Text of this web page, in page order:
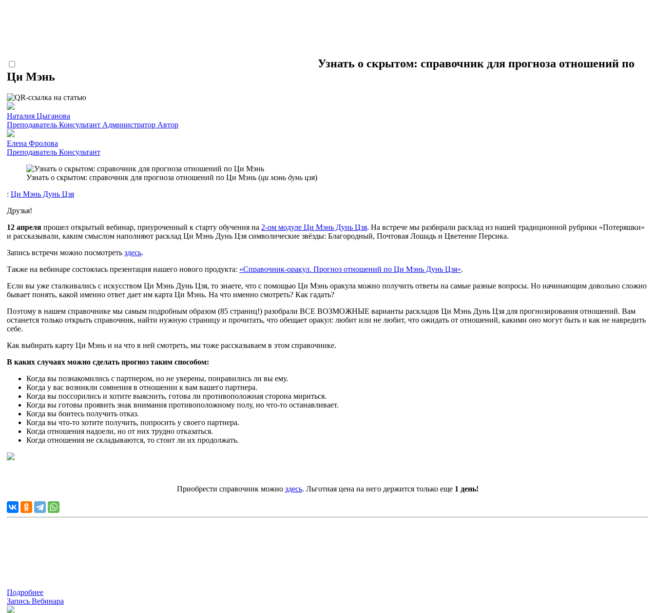
Узнать о скрытом: справочник для прогноза отношений по
Ци Мэнь
Наталия Цыганова
Преподаватель Консультант Администратор Автор
Елена Фролова
Преподаватель Консультант
Узнать о скрытом: справочник для прогноза отношений по Ци Мэнь (ци мэнь дунь цзя)
: Ци Мэнь Дунь Цзя
Друзья!
12 апреля прошел открытый вебинар, приуроченный к старту обучения на 2-ом модуле Ци Мэнь Дунь Цзя. На встрече мы разбирали расклад из нашей традиционной рубрики «Потеряшки»
и рассказывали, каким смыслом наполняют расклад Ци Мэнь Дунь Цзя символические звёзды: Благородный, Почтовая Лошадь и Цветение Персика.
Запись встречи можно посмотреть здесь.
Также на вебинаре состоялась презентация нашего нового продукта: «Справочник-оракул. Прогноз отношений по Ци Мэнь Дунь Цзя».
Если вы уже сталкивались с искусством Ци Мэнь Дунь Цзя, то знаете, что с помощью Ци Мэнь оракула можно получить ответы на самые разные вопросы. Но начинающим довольно сложно
бывает понять, какой именно ответ дает им карта Ци Мэнь. На что именно смотреть? Как гадать?
Поэтому в нашем справочнике мы самым подробным образом (85 страниц!) разобрали ВСЕ ВОЗМОЖНЫЕ варианты раскладов Ци Мэнь Дунь Цзя для прогнозирования отношений. Вам
останется только открыть справочник, найти нужную страницу и прочитать, что обещает оракул: любит или не любит, что ожидать от отношений, какими оно могут быть и как не навредить
себе.
Как выбирать карту Ци Мэнь и на что в ней смотреть, мы тоже рассказываем в этом справочнике.
В каких случаях можно сделать прогноз таким способом:
Когда вы познакомились с партнером, но не уверены, понравились ли вы ему.
Когда у вас возникли сомнения в отношении к вам вашего партнера.
Когда вы поссорились и хотите выяснить, готова ли противоположная сторона мириться.
Когда вы готовы проявить знак внимания противоположному полу, но что-то останавливает.
Когда вы боитесь получить отказ.
Когда вы что-то хотите получить, попросить у своего партнера.
Когда отношения надоели, но от них трудно отказаться.
Когда отношения не складываются, то стоит ли их продолжать.
Приобрести справочник можно здесь. Льготная цена на него держится только еще 1 день!
Подробнее
Запись Вебинара